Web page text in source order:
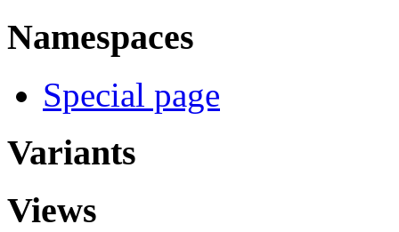
Namespaces
Special page
Variants
Views